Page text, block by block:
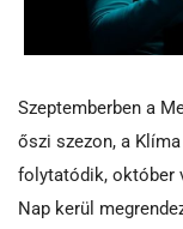
Szeptemberben a
őszi szezon, a
folytatódik, október
Nap kerül